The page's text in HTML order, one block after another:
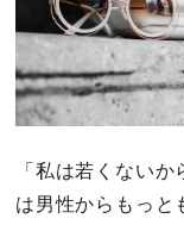
「私は若くない
は男性からもっと